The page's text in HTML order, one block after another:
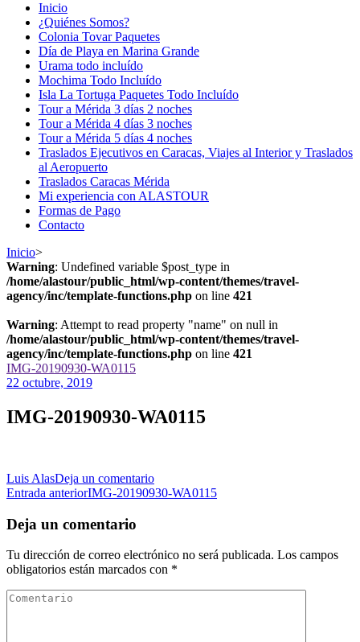
Inicio
¿Quiénes Somos?
Colonia Tovar Paquetes
Día de Playa en Marina Grande
Urama todo incluído
Mochima Todo Incluído
Isla La Tortuga Paquetes Todo Incluído
Tour a Mérida 3 días 2 noches
Tour a Mérida 4 días 3 noches
Tour a Mérida 5 días 4 noches
Traslados Ejecutivos en Caracas, Viajes al Interior y Traslados
al Aeropuerto
Traslados Caracas Mérida
Mi experiencia con ALASTOUR
Formas de Pago
Contacto
Inicio>
Warning: Undefined variable $post_type in
/home/alastour/public_html/wp-content/themes/travel-
agency/inc/template-functions.php on line 421
Warning: Attempt to read property "name" on null in
/home/alastour/public_html/wp-content/themes/travel-
agency/inc/template-functions.php on line 421
IMG-20190930-WA0115
22 octubre, 2019
IMG-20190930-WA0115
Luis AlasDeja un comentarioen
IMG-
Navegación
de
las
entradas
Entrada anteriorIMG-20190930-WA0115
Deja un comentario
Tu dirección de correo electrónico no será publicada. Los campos
obligatorios están marcados con *
Comentario